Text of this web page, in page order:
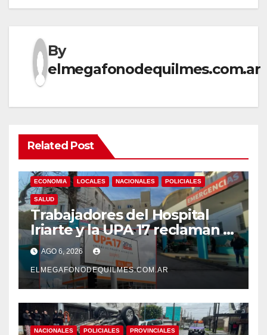
By
elmegafonodequilmes.com.ar
Related Post
ECONOMIA LOCALES NACIONALES POLICIALES
SALUD
Trabajadores del Hospital
Iriarte y la UPA 17 reclaman el
pase a planta de becarios y
mejoras laborales
AGO 6, 2026
ELMEGAFONODEQUILMES.COM.AR
NACIONALES POLICIALES PROVINCIALES